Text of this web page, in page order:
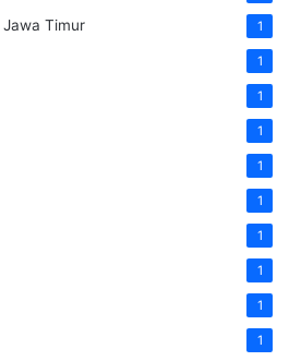
Jawa Timur 1
1
1
1
1
1
1
1
1
1